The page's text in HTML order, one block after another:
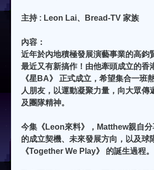
主持 : Leon Lai、Bread-TV 家族
內容：
近年於內地積極發展演藝事業的高鈞
最近又有新搞作！由他牽頭成立的香
《星BA》 正式成立，希望集合一班
人朋友，以運動凝聚力量，向大眾傳
及團隊精神。
今集《Leon來料》，Matthew親自分
的成立契機、未來發展方向，以及球
《Together We Play》 的誕生過程。